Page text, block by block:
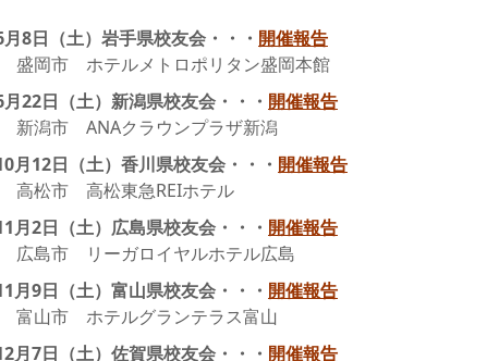
月8日（土）岩手県校友会・・・ 開催報告
盛岡市 ホテルメトロポリタン盛岡本館
月22日（土）新潟県校友会・・・ 開催報告
新潟市 ANAクラウンプラザ新潟
月12日（土）香川県校友会・・・ 開催報告
高松市 高松東急REIホテル
月2日（土）広島県校友会・・・ 開催報告
広島市 リーガロイヤルホテル広島
月9日（土）富山県校友会・・・ 開催報告
富山市 ホテルグランテラス富山
月7日（土）佐賀県校友会・・・ 開催報告